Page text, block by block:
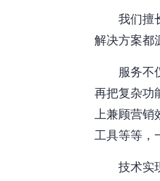
我们擅
解决方案都
服务不
再把复杂功
上兼顾营销
工具等等，
技术实